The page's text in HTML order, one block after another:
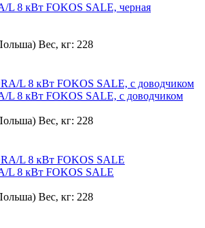
L 8 кВт FOKOS SALE, черная
Вес, кг: 228
L 8 кВт FOKOS SALE, с доводчиком
Вес, кг: 228
L 8 кВт FOKOS SALE
Вес, кг: 228